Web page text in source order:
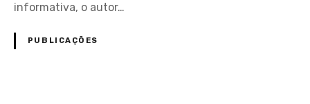
informativa, o autor…
PUBLICAÇÕES